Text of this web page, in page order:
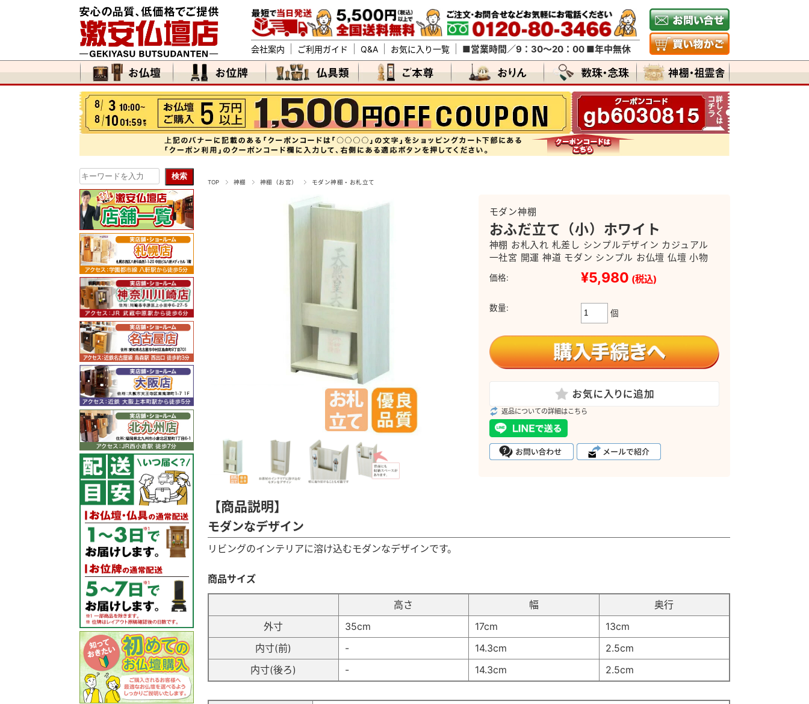
会社案内 ご利用ガイド Q&A お気に入り一覧 ■営業時間／9：30～20：00 ■年中無休
TOP 神棚 神棚（お宮） モダン神棚・お札立て
モダン神棚
おふだ立て（小）ホワイト
神棚 お札入れ 札差し シンプルデザイン カジュアル
一社宮 開運 神道 モダン シンプル お仏壇 仏壇 小物
価格: ¥5,980 (税込)
数量:
個
返品についての詳細はこちら
【商品説明】
モダンなデザイン
リビングのインテリアに溶け込むモダンなデザインです。
商品サイズ
高さ 幅
奥行
外寸
35cm 17cm
13cm
内寸(前)
- 14.3cm
2.5cm
内寸(後ろ)
- 14.3cm 2.5cm